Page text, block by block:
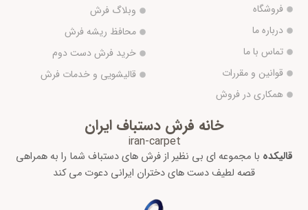
فروشگاه
درباره ما
تماس با ما
قوانین و مقررات
همکاری در فروش
وبلاگ فرش
محافظ ریشه فرش
خرید فرش دست دوم
قالیشویی و خدمات فرش
خانه فرش دستباف ایران
iran-carpet
قالیکده با مجموعه ای بی نظیر از فرش های دستباف شما را به همراهی
قصه لطیف دست های دختران ایرانی دعوت می کند